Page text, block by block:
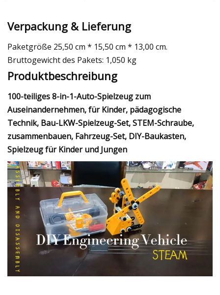
Verpackung & Lieferung
Paketgröße 25,50 cm * 15,50 cm * 13,00 cm.
Bruttogewicht des Pakets: 1,050 kg
Produktbeschreibung
100-teiliges 8-in-1-Auto-Spielzeug zum
Auseinandernehmen, für Kinder, pädagogische
Technik, Bau-LKW-Spielzeug-Set, STEM-Schraube,
zusammenbauen, Fahrzeug-Set, DIY-Baukasten,
Spielzeug für Kinder und Jungen